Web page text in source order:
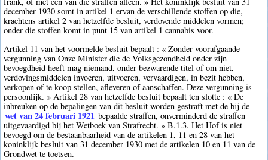
december 1930 somt in artikel 1 ervan de verschillende stoffen op die,
krachtens artikel 2 van hetzelfde besluit, verdovende middelen vormen;
onder die stoffen komt in punt 15 van artikel 1 cannabis voor.
Artikel 11 van het voormelde besluit bepaalt : « Zonder voorafgaande
vergunning van Onze Minister die de Volksgezondheid onder zijn
bevoegdheid heeft mag niemand, onder bezwarende titel of om niet,
verdovingsmiddelen invoeren, uitvoeren, vervaardigen, in bezit hebben,
verkopen of te koop stellen, afleveren of aanschaffen. Deze vergunning is
persoonlijk. » Artikel 28 van hetzelfde besluit bepaalt ten slotte : « De
inbreuken op de bepalingen van dit besluit worden gestraft met de bij de
wet van 24 februari 1921 bepaalde straffen, onverminderd de straffen
uitgevaardigd bij het Wetboek van Strafrecht. » B.1.3. Het Hof is niet
bevoegd om de bestaanbaarheid van de artikelen 1, 11 en 28 van het
koninklijk besluit van 31 december 1930 met de artikelen 10 en 11 van de
Grondwet te toetsen.